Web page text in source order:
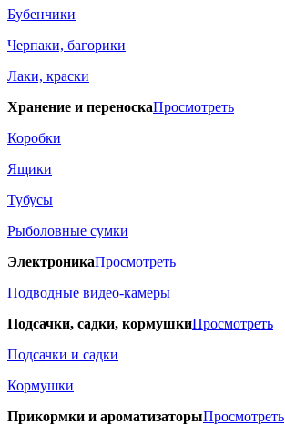
Бубенчики
Черпаки, багорики
Лаки, краски
Хранение и переноскаПросмотреть
Коробки
Ящики
Тубусы
Рыболовные сумки
ЭлектроникаПросмотреть
Подводные видео-камеры
Подсачки, садки, кормушкиПросмотреть
Подсачки и садки
Кормушки
Прикормки и ароматизаторыПросмотреть